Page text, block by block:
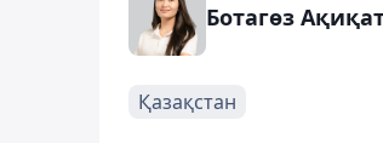
Ботагөз
Қазақстан